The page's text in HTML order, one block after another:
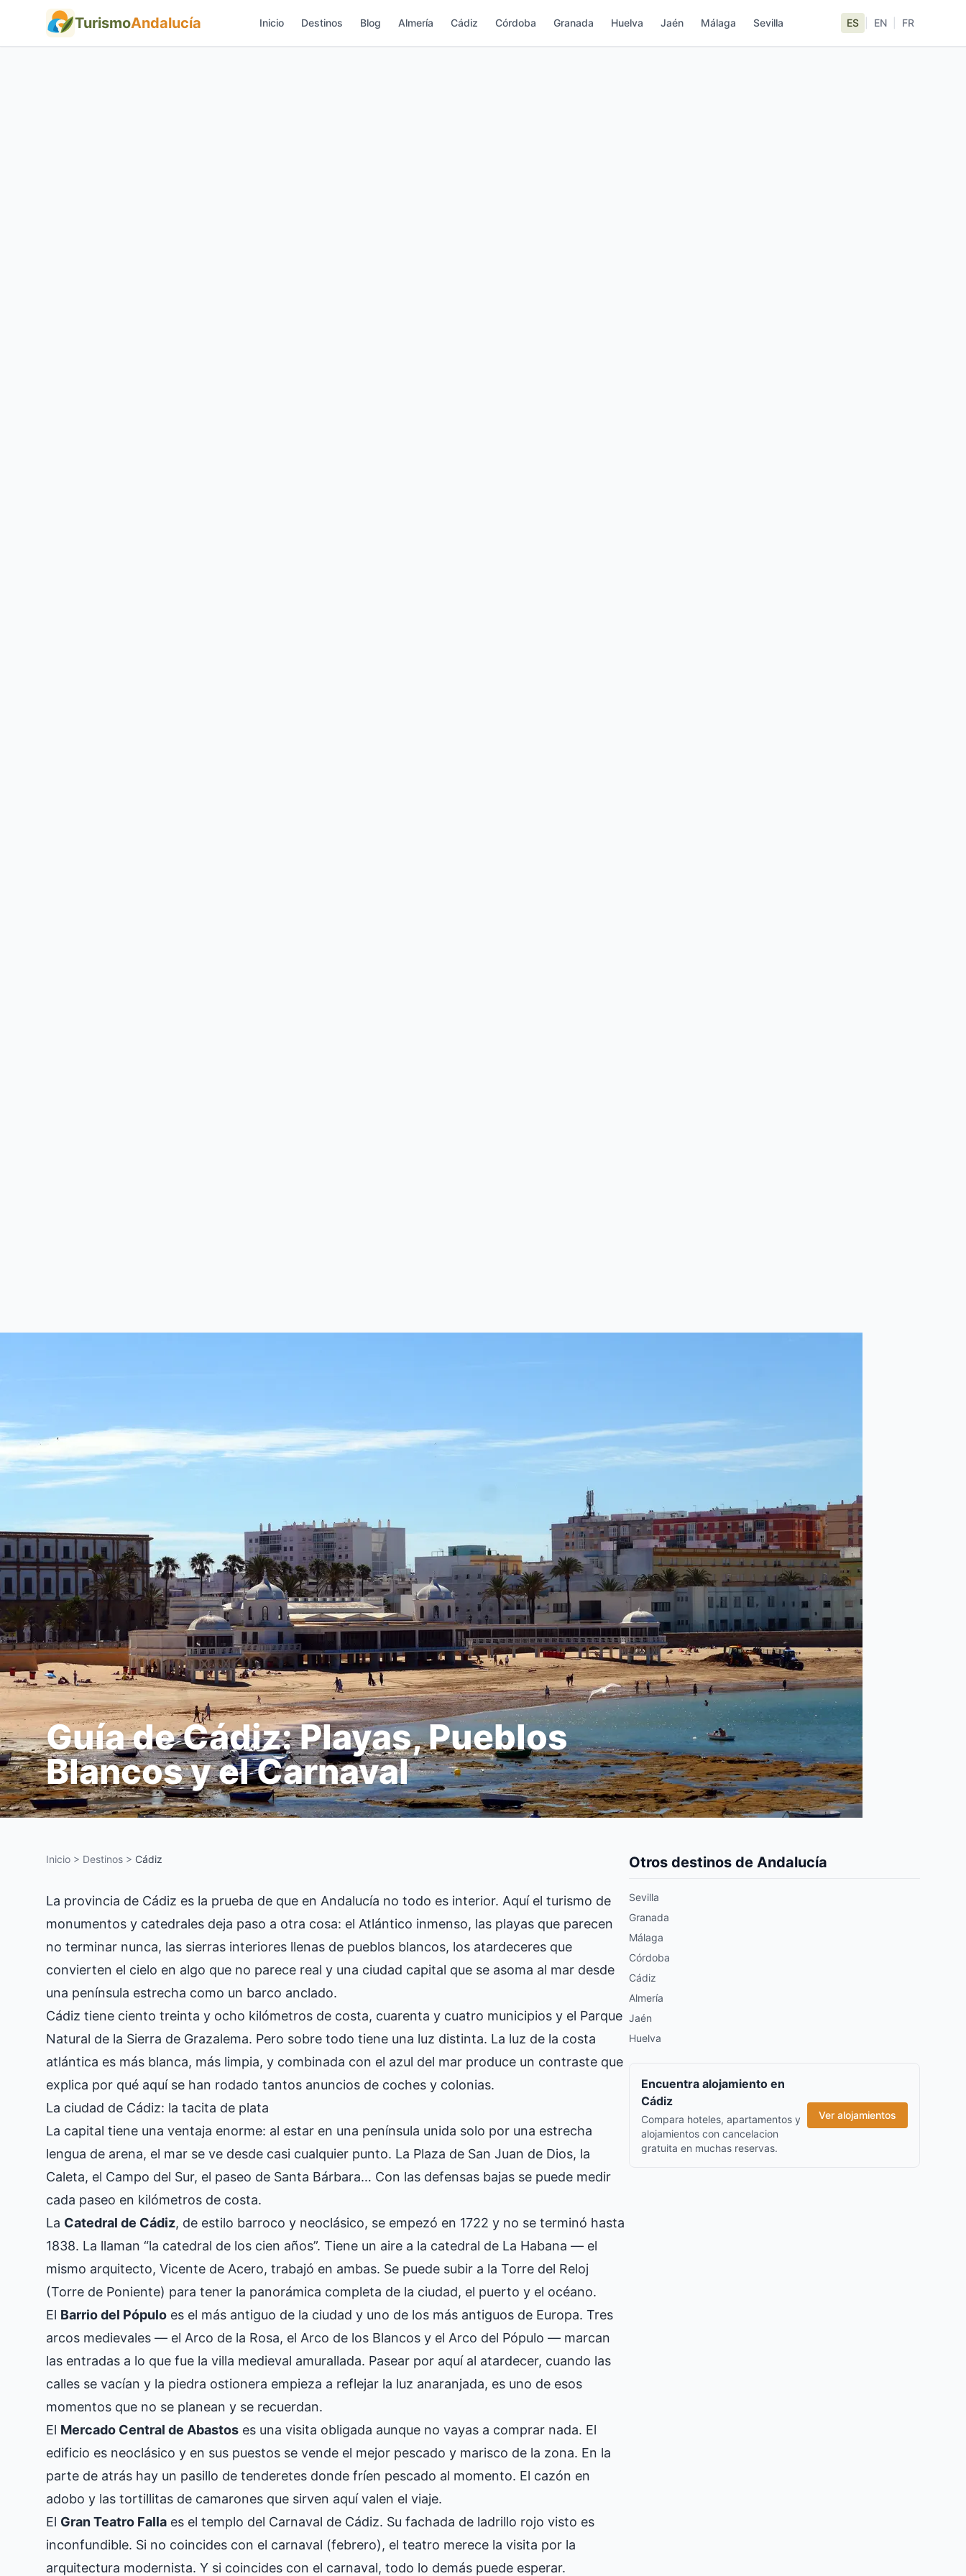
TurismoAndalucía Inicio Destinos Blog Almería Cádiz Córdoba Granada Huelva Jaén Málaga Sevilla ES EN FR
Guía de Cádiz: Playas, Pueblos
Blancos y el Carnaval
Inicio > Destinos > Cádiz
La provincia de Cádiz es la prueba de que en Andalucía no todo es interior. Aquí el turismo de
monumentos y catedrales deja paso a otra cosa: el Atlántico inmenso, las playas que parecen
no terminar nunca, las sierras interiores llenas de pueblos blancos, los atardeceres que
convierten el cielo en algo que no parece real y una ciudad capital que se asoma al mar desde
una península estrecha como un barco anclado.
Cádiz tiene ciento treinta y ocho kilómetros de costa, cuarenta y cuatro municipios y el Parque
Natural de la Sierra de Grazalema. Pero sobre todo tiene una luz distinta. La luz de la costa
atlántica es más blanca, más limpia, y combinada con el azul del mar produce un contraste que
explica por qué aquí se han rodado tantos anuncios de coches y colonias.
La ciudad de Cádiz: la tacita de plata
La capital tiene una ventaja enorme: al estar en una península unida solo por una estrecha
lengua de arena, el mar se ve desde casi cualquier punto. La Plaza de San Juan de Dios, la
Caleta, el Campo del Sur, el paseo de Santa Bárbara… Con las defensas bajas se puede medir
cada paseo en kilómetros de costa.
La Catedral de Cádiz, de estilo barroco y neoclásico, se empezó en 1722 y no se terminó hasta
1838. La llaman “la catedral de los cien años”. Tiene un aire a la catedral de La Habana — el
mismo arquitecto, Vicente de Acero, trabajó en ambas. Se puede subir a la Torre del Reloj
(Torre de Poniente) para tener la panorámica completa de la ciudad, el puerto y el océano.
El Barrio del Pópulo es el más antiguo de la ciudad y uno de los más antiguos de Europa. Tres
arcos medievales — el Arco de la Rosa, el Arco de los Blancos y el Arco del Pópulo — marcan
las entradas a lo que fue la villa medieval amurallada. Pasear por aquí al atardecer, cuando las
calles se vacían y la piedra ostionera empieza a reflejar la luz anaranjada, es uno de esos
momentos que no se planean y se recuerdan.
El Mercado Central de Abastos es una visita obligada aunque no vayas a comprar nada. El
edificio es neoclásico y en sus puestos se vende el mejor pescado y marisco de la zona. En la
parte de atrás hay un pasillo de tenderetes donde fríen pescado al momento. El cazón en
adobo y las tortillitas de camarones que sirven aquí valen el viaje.
El Gran Teatro Falla es el templo del Carnaval de Cádiz. Su fachada de ladrillo rojo visto es
inconfundible. Si no coincides con el carnaval (febrero), el teatro merece la visita por la
arquitectura modernista. Y si coincides con el carnaval, todo lo demás puede esperar.
Otros destinos de Andalucía
Sevilla
Granada
Málaga
Córdoba
Cádiz
Almería
Jaén
Huelva
Encuentra alojamiento en
Cádiz
Compara hoteles, apartamentos y
alojamientos con cancelacion
gratuita en muchas reservas.
Ver alojamientos